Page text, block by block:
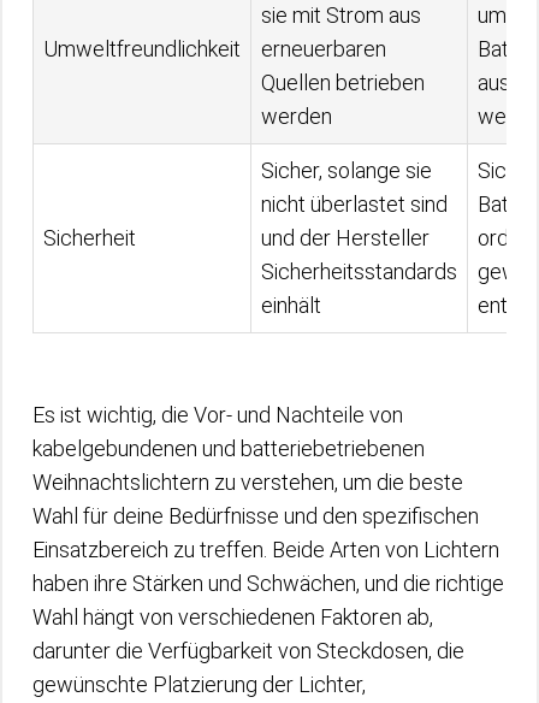
Umweltfreundlichkeit
sie mit Strom aus
erneuerbaren
Quellen betrieben
werden
Sicherheit
Sicher, solange sie
nicht überlastet sind
und der Hersteller
Sicherheitsstandards
einhält
Es ist wichtig, die Vor- und Nachteile von
kabelgebundenen und batteriebetriebenen
Weihnachtslichtern zu verstehen, um die beste
Wahl für deine Bedürfnisse und den spezifischen
Einsatzbereich zu treffen. Beide Arten von Lichtern
haben ihre Stärken und Schwächen, und die richtige
Wahl hängt von verschiedenen Faktoren ab,
darunter die Verfügbarkeit von Steckdosen, die
gewünschte Platzierung der Lichter,